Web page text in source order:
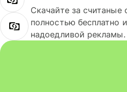
Скачайте за
полностью бесплатно
надоедливой рекламы.